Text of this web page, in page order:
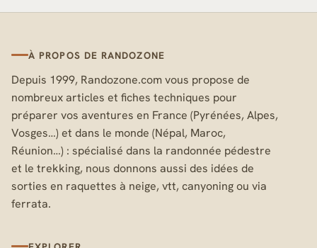
À PROPOS DE RANDOZONE
Depuis 1999, Randozone.com vous propose de
nombreux articles et fiches techniques pour
préparer vos aventures en France (Pyrénées, Alpes,
Vosges…) et dans le monde (Népal, Maroc,
Réunion…) : spécialisé dans la randonnée pédestre
et le trekking, nous donnons aussi des idées de
sorties en raquettes à neige, vtt, canyoning ou via
ferrata.